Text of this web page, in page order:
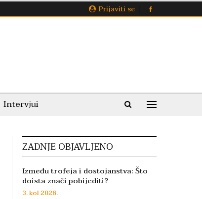
Prijaviti se
Intervjui
ZADNJE OBJAVLJENO
Između trofeja i dostojanstva: Što
doista znači pobijediti?
3. kol 2026.